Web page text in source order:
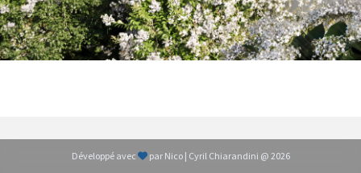
Développé avec par Nico | Cyril Chiarandini @ 2026